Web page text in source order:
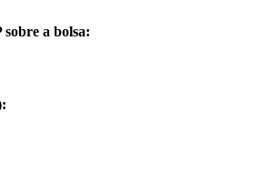
a bolsa: